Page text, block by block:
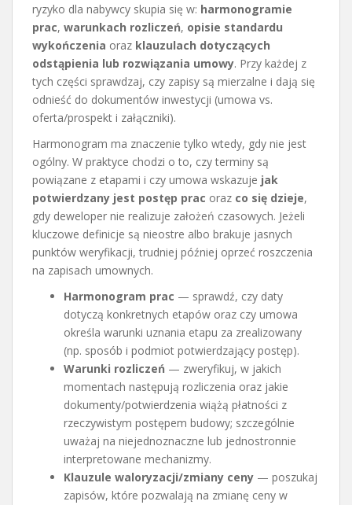
ryzyko dla nabywcy skupia się w: harmonogramie
prac, warunkach rozliczeń, opisie standardu
wykończenia oraz klauzulach dotyczących
odstąpienia lub rozwiązania umowy. Przy każdej z
tych części sprawdzaj, czy zapisy są mierzalne i dają się
odnieść do dokumentów inwestycji (umowa vs.
oferta/prospekt i załączniki).
Harmonogram ma znaczenie tylko wtedy, gdy nie jest
ogólny. W praktyce chodzi o to, czy terminy są
powiązane z etapami i czy umowa wskazuje jak
potwierdzany jest postęp prac oraz co się dzieje,
gdy deweloper nie realizuje założeń czasowych. Jeżeli
kluczowe definicje są nieostre albo brakuje jasnych
punktów weryfikacji, trudniej później oprzeć roszczenia
na zapisach umownych.
Harmonogram prac — sprawdź, czy daty
dotyczą konkretnych etapów oraz czy umowa
określa warunki uznania etapu za zrealizowany
(np. sposób i podmiot potwierdzający postęp).
Warunki rozliczeń — zweryfikuj, w jakich
momentach następują rozliczenia oraz jakie
dokumenty/potwierdzenia wiążą płatności z
rzeczywistym postępem budowy; szczególnie
uważaj na niejednoznaczne lub jednostronnie
interpretowane mechanizmy.
Klauzule waloryzacji/zmiany ceny — poszukaj
zapisów, które pozwalają na zmianę ceny w